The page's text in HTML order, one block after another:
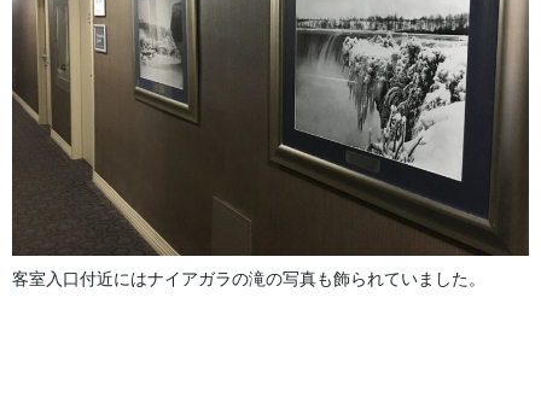
客室入口付近にはナイアガラの滝の写真も飾られていました。